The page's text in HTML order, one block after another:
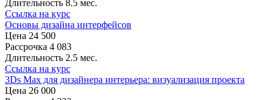
Длительность 8.5 мес.
Ссылка на курс
Основы дизайна интерфейсов
Цена 24 500
Рассрочка 4 083
Длительность 2.5 мес.
Ссылка на курс
3Ds Max для дизайнера интерьера: визуализация проекта
Цена 26 000